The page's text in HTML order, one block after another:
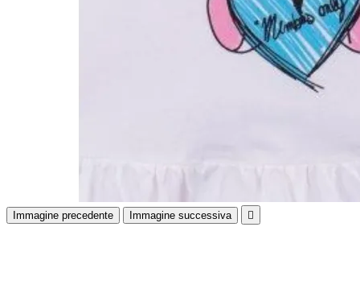
Immagine precedente Immagine successiva 